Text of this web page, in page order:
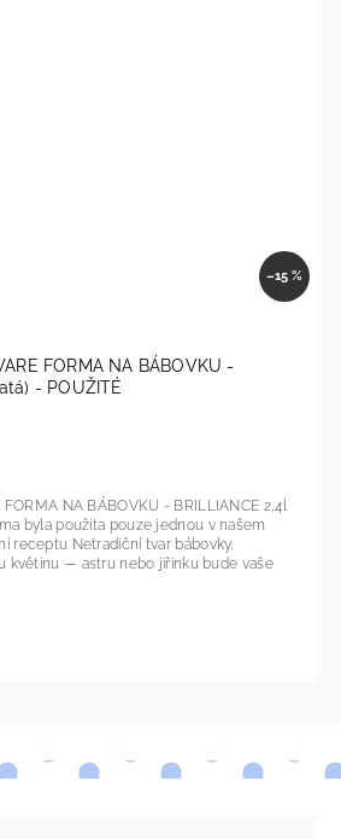
–15 %
FORMA NA BÁBOVKU -
- POUŽITÉ
NA BÁBOVKU - BRILLIANCE 2,4l
tvar bábovky,
květinu — astru nebo jiřinku bude vaše